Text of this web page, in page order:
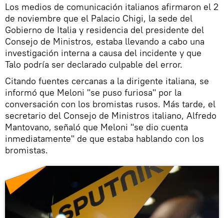
Los medios de comunicación italianos afirmaron el 2
de noviembre que el Palacio Chigi, la sede del
Gobierno de Italia y residencia del presidente del
Consejo de Ministros, estaba llevando a cabo una
investigación interna a causa del incidente y que
Talo podría ser declarado culpable del error.
Citando fuentes cercanas a la dirigente italiana, se
informó que Meloni "se puso furiosa" por la
conversación con los bromistas rusos. Más tarde, el
secretario del Consejo de Ministros italiano, Alfredo
Mantovano, señaló que Meloni "se dio cuenta
inmediatamente" de que estaba hablando con los
bromistas.